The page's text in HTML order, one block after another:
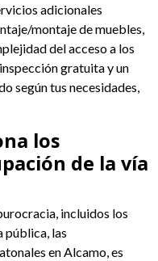
adicionales
montaje de muebles,
del acceso a los
gratuita y un
según tus necesidades,
los
de la vía
incluidos los
pública, las
en Alcamo, es